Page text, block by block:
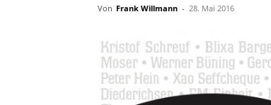
Von Frank Willmann - 28. Mai 2016